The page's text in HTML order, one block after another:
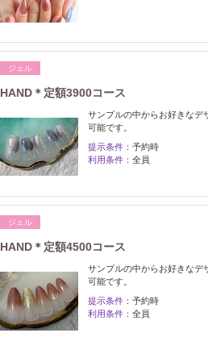
ジェル
HAND＊定額3900コース
サンプルの中からお好きなデ
可能です。
提示条件： 予約時
利用条件： 全員
ジェル
HAND＊定額4500コース
サンプルの中からお好きなデ
可能です。
提示条件： 予約時
利用条件： 全員